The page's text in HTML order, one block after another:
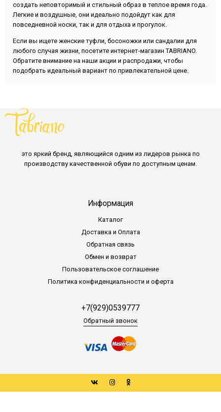
создать неповторимый и стильный образ в теплое время года.
Легкие и воздушные, они идеально подойдут как для
повседневной носки, так и для отдыха и прогулок.
Если вы ищете женские туфли, босоножки или сандалии для
любого случая жизни, посетите интернет-магазин TABRIANO.
Обратите внимание на наши акции и распродажи, чтобы
подобрать идеальный вариант по привлекательной цене.
это яркий бренд, являющийся одним из лидеров рынка по
производству качественной обуви по доступным ценам.
Информация
Каталог
Доставка и Оплата
Обратная связь
Обмен и возврат
Пользовательское соглашение
Политика конфиденциальности и оферта
+7(929)0539777
Обратный звонок